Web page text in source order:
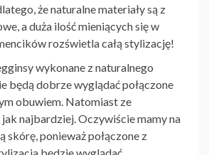
że naturalne materiały są z
a duża ilość mieniących się w
rozświetla całą stylizację!
wykonane z naturalnego
będą dobrze wyglądać połączone
obuwiem. Natomiast ze
najbardziej. Oczywiście mamy na
skórę, ponieważ połączone z